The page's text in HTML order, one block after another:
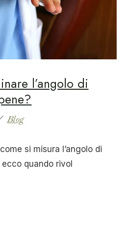
l’angolo di
Blog
si misura l’angolo di
quando rivol